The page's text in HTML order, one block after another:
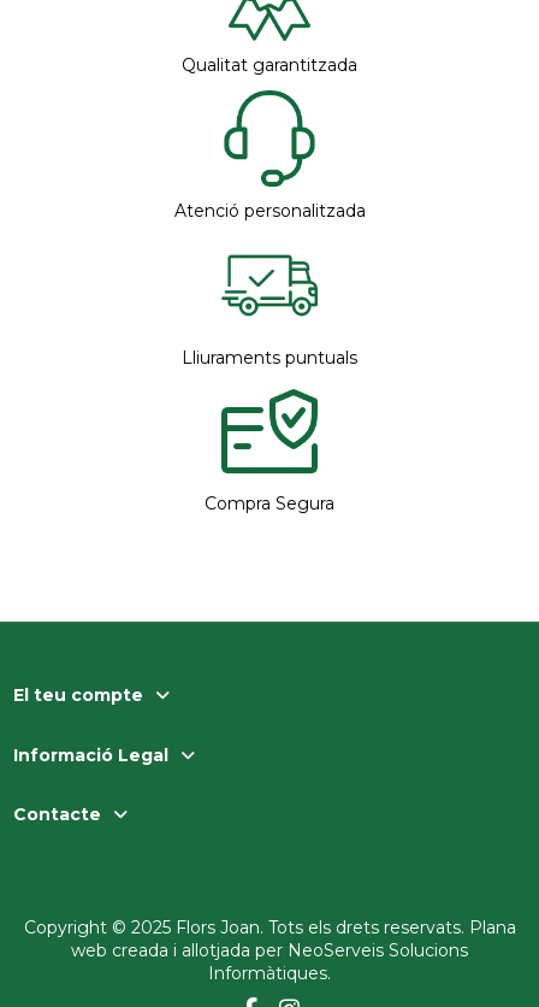
Qualitat garantitzada
Atenció personalitzada
Lliuraments puntuals
Compra Segura
El teu compte
Informació Legal
Contacte
Copyright © 2025 Flors Joan. Tots els drets reservats. Plana
web creada i allotjada per NeoServeis Solucions
Informàtiques.